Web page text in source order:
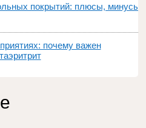
покрытий: плюсы, минусы,
почему важен